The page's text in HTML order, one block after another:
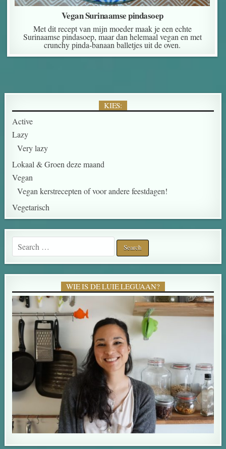
Vegan Surinaamse pindasoep
Met dit recept van mijn moeder maak je een echte
Surinaamse pindasoep, maar dan helemaal vegan en met
crunchy pinda-banaan balletjes uit de oven.
KIES:
Active
Lazy
Very lazy
Lokaal & Groen deze maand
Vegan
Vegan kerstrecepten of voor andere feestdagen!
Vegetarisch
Search for:
WIE IS DE LUIE LEGUAAN?